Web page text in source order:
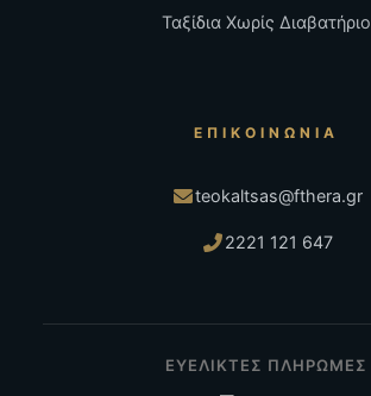
Ταξίδια Χωρίς Διαβατήριο
ΕΠΙΚΟΙΝΩΝΊΑ
teokaltsas@fthera.gr
2221 121 647
ΕΥΕΛΙΚΤΕΣ ΠΛΗΡΩΜΕΣ